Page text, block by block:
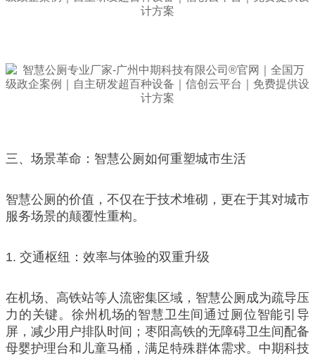
三、场景革命：智慧公厕如何重塑城市生活
智慧公厕的价值，不仅在于技术堆砌，更在于其对城市
服务场景的颠覆性重构。
1. 交通枢纽：效率与体验的双重升级
在机场、高铁站等人流密集区域，智慧公厕成为疏导压
力的关键。徐州机场的智慧卫生间通过厕位智能引导
屏，减少用户排队时间；枣阳高铁的无障碍卫生间配备
母婴护理台和儿童马桶，满足特殊群体需求。中期科技